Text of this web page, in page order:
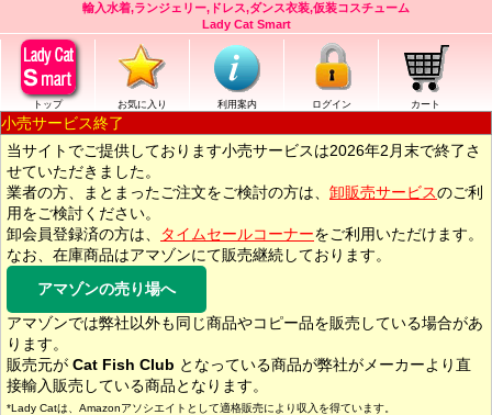
輸入水着,ランジェリー,ドレス,ダンス衣装,仮装コスチューム
Lady Cat Smart
トップ お気に入り 利用案内 ログイン カート
小売サービス終了
当サイトでご提供しております小売サービスは2026年2月末で終了さ
せていただきました。
業者の方、まとまったご注文をご検討の方は、 卸販売サービスのご利
用をご検討ください。
卸会員登録済の方は、
タイムセールコーナーをご利用いただけます。
なお、在庫商品はアマゾンにて販売継続しております。
アマゾンの売り場へ
アマゾンでは弊社以外も同じ商品やコピー品を販売している場合があ
ります。
販売元が Cat Fish Club となっている商品が弊社がメーカーより直
接輸入販売している商品となります。
*Lady Catは、Amazonアソシエイトとして適格販売により収入を得ています。